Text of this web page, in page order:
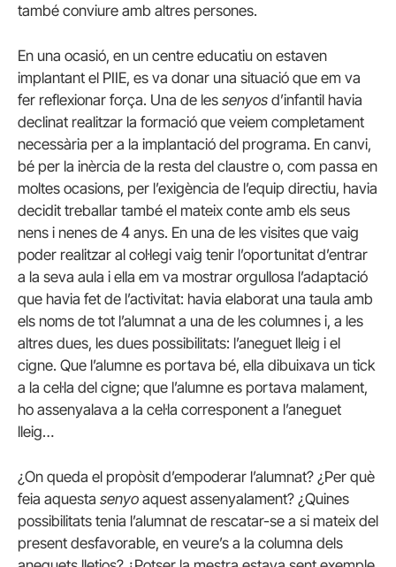
també conviure amb altres persones.
En una ocasió, en un centre educatiu on estaven
implantant el PIIE, es va donar una situació que em va
fer reflexionar força. Una de les senyos d’infantil havia
declinat realitzar la formació que veiem completament
necessària per a la implantació del programa. En canvi,
bé per la inèrcia de la resta del claustre o, com passa en
moltes ocasions, per l’exigència de l’equip directiu, havia
decidit treballar també el mateix conte amb els seus
nens i nenes de 4 anys. En una de les visites que vaig
poder realitzar al col·legi vaig tenir l’oportunitat d’entrar
a la seva aula i ella em va mostrar orgullosa l’adaptació
que havia fet de l’activitat: havia elaborat una taula amb
els noms de tot l’alumnat a una de les columnes i, a les
altres dues, les dues possibilitats: l’aneguet lleig i el
cigne. Que l’alumne es portava bé, ella dibuixava un tick
a la cel·la del cigne; que l’alumne es portava malament,
ho assenyalava a la cel·la corresponent a l’aneguet
lleig…
¿On queda el propòsit d’empoderar l’alumnat? ¿Per què
feia aquesta senyo aquest assenyalament? ¿Quines
possibilitats tenia l’alumnat de rescatar-se a si mateix del
present desfavorable, en veure’s a la columna dels